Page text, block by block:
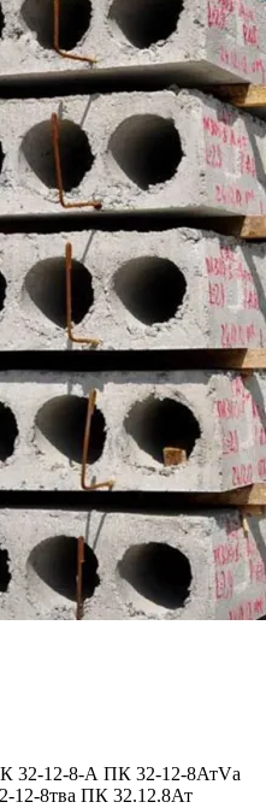
32-12-8-А ПК 32-12-8АтVа
12-8тва ПК 32.12.8Ат